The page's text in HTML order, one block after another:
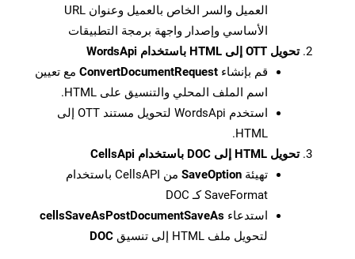
العميل والسر الخاص بالعميل وعنوان URL
الأساسي وإصدار واجهة برمجة التطبيقات
تحويل OTT إلى HTML باستخدام WordsApi
قم بإنشاء ConvertDocumentRequest مع تعيين
اسم الملف المحلي والتنسيق على HTML.
استخدم WordsApi لتحويل مستند OTT إلى
HTML.
تحويل HTML إلى DOC باستخدام CellsApi
تهيئة SaveOption
من CellsAPI باستخدام
SaveFormat كـ DOC
استدعاء cellsSaveAsPostDocumentSaveAs
لتحويل ملف HTML إلى تنسيق
DOC